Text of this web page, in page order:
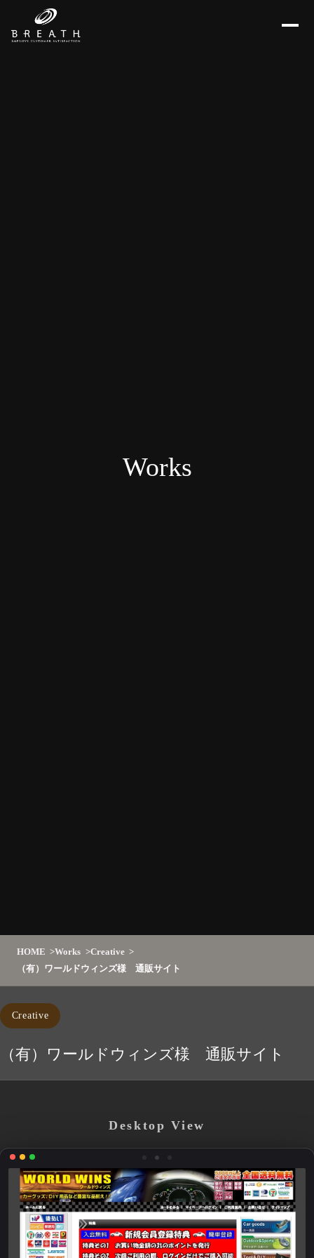
Works
HOME Works
Creative
（有）ワールドウィンズ様 通販サイト
Creative
（有）ワールドウィンズ様 通販サイト
Desktop View